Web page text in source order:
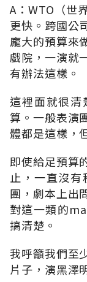
A：WTO（世
更快。跨國公
龐大的預算來
戲院，一演就
有辦法這樣。
這裡面就很
算。一般表演
體都是這樣，
即使給足預算
止，一直沒
團，劇本上出
對這一類的
搞清楚。
我呼籲我們至
片子，演黑澤